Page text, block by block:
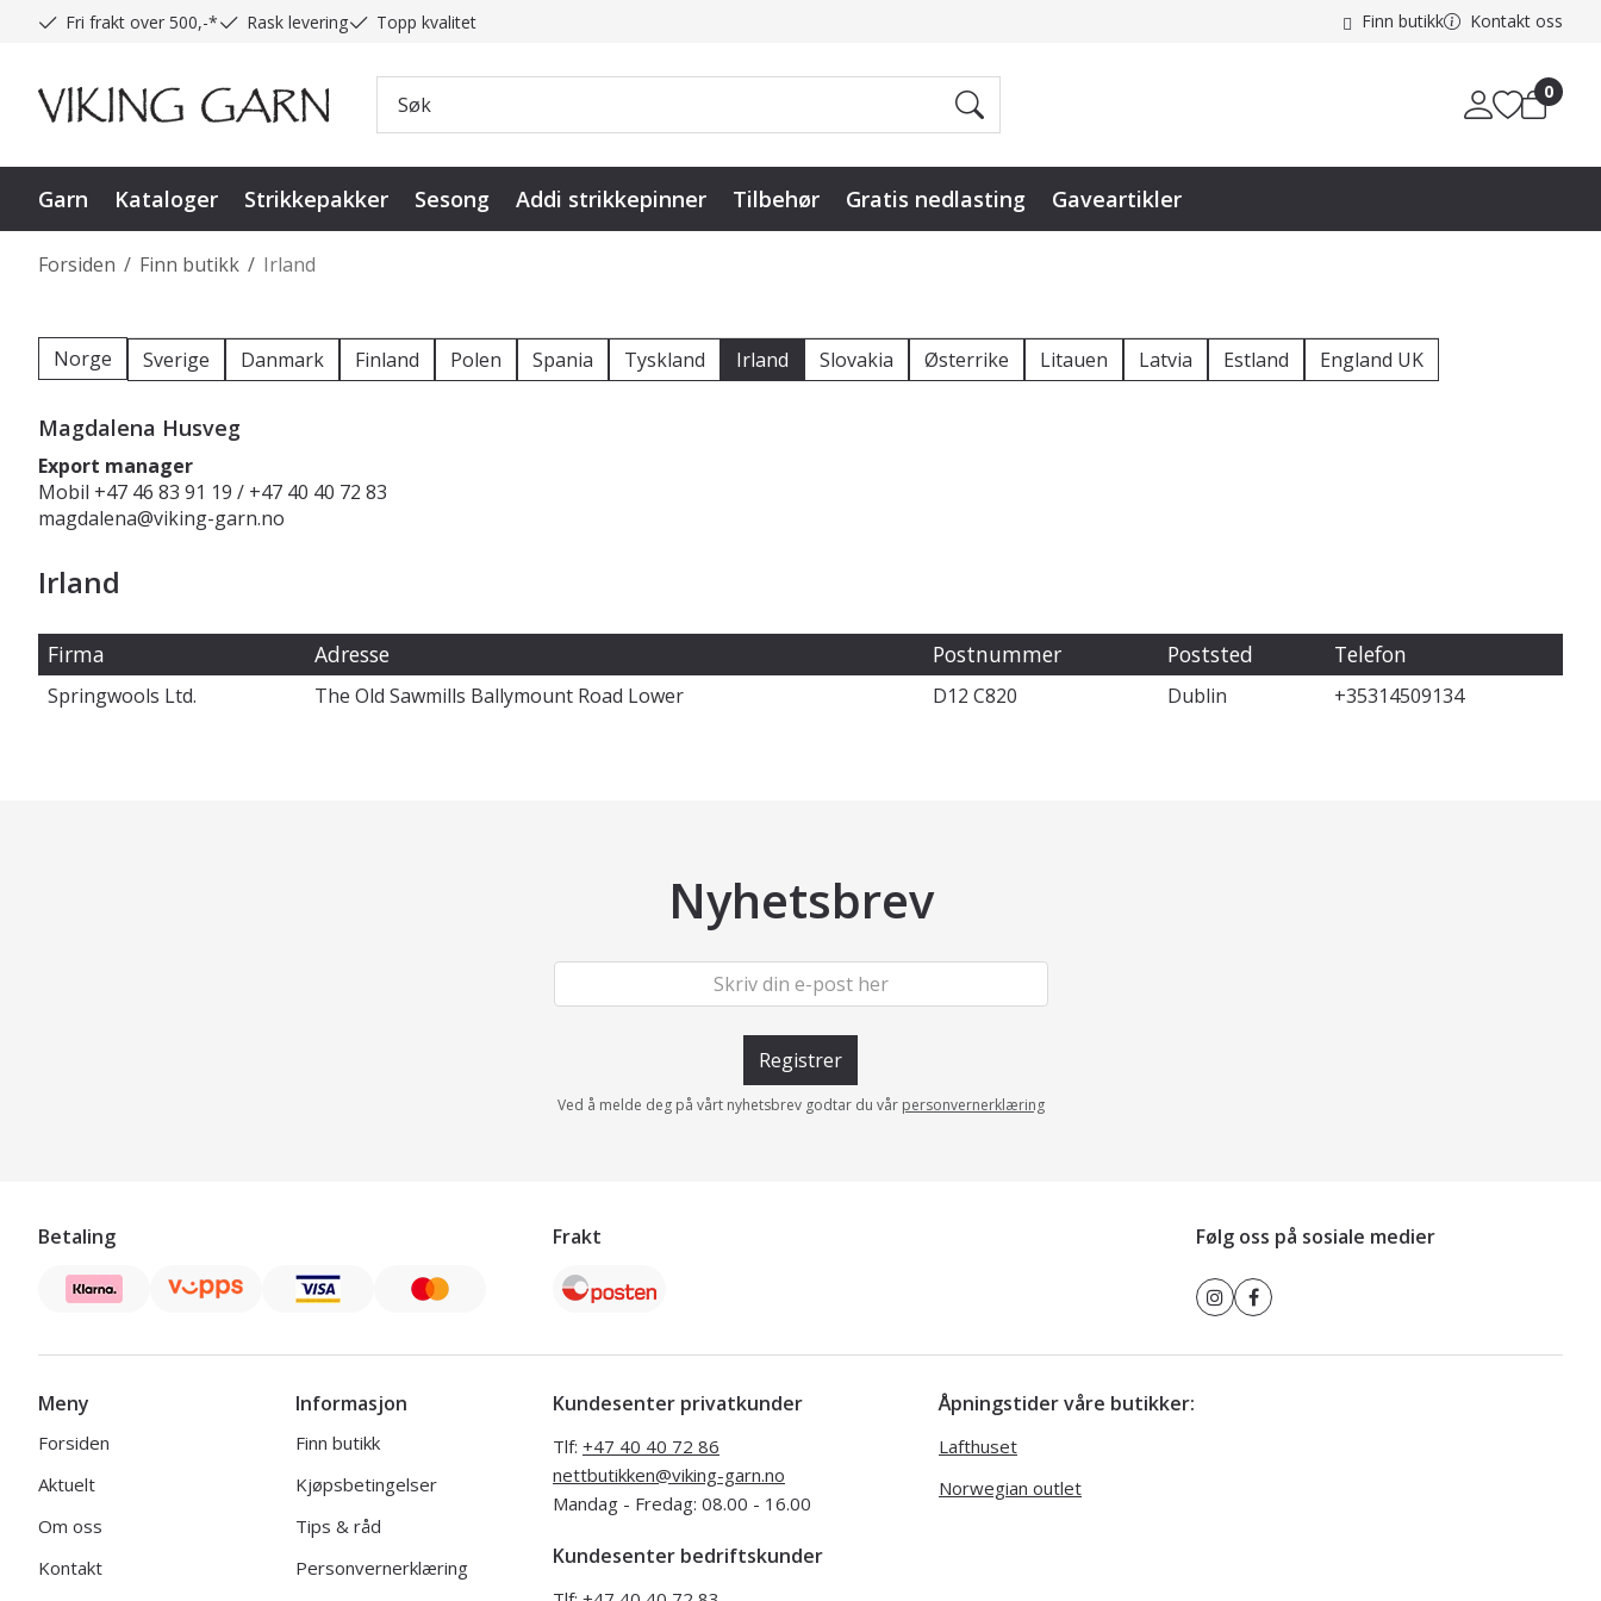
Fri frakt over 500,-* Rask levering Topp kvalitet Finn butikk Kontakt oss
0
Garn Kataloger Strikkepakker Sesong Addi strikkepinner Tilbehør Gratis nedlasting Gaveartikler
/
Forsiden /
Finn butikk Irland
Norge Sverige Danmark Finland Polen Spania Tyskland Irland Slovakia Østerrike Litauen Latvia Estland England UK
Magdalena Husveg
Export manager
Mobil +47 46 83 91 19 / +47 40 40 72 83
magdalena@viking-garn.no
Irland
Firma Adresse Postnummer Poststed Telefon
Springwools Ltd. The Old Sawmills Ballymount Road Lower D12 C820 Dublin +35314509134
Nyhetsbrev
Registrer
Ved å melde deg på vårt nyhetsbrev godtar du vår personvernerklæring
Betaling Frakt Følg oss på sosiale medier
Meny
Forsiden
Aktuelt
Om oss
Kontakt
Informasjon
Finn butikk
Kjøpsbetingelser
Tips & råd
Personvernerklæring
Kundesenter privatkunder
Tlf: +47 40 40 72 86
nettbutikken@viking-garn.no
Mandag - Fredag: 08.00 - 16.00
Kundesenter bedriftskunder
Åpningstider våre butikker:
Lafthuset
Norwegian outlet